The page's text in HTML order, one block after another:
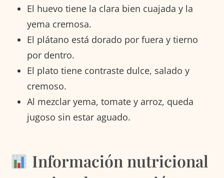
El huevo tiene la clara bien cuajada y la
yema cremosa.
El plátano está dorado por fuera y tierno
por dentro.
El plato tiene contraste dulce, salado y
cremoso.
Al mezclar yema, tomate y arroz, queda
jugoso sin estar aguado.
Información nutricional